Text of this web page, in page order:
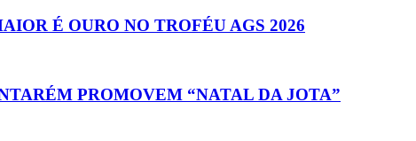
É OURO NO TROFÉU AGS 2026
PROMOVEM “NATAL DA JOTA”